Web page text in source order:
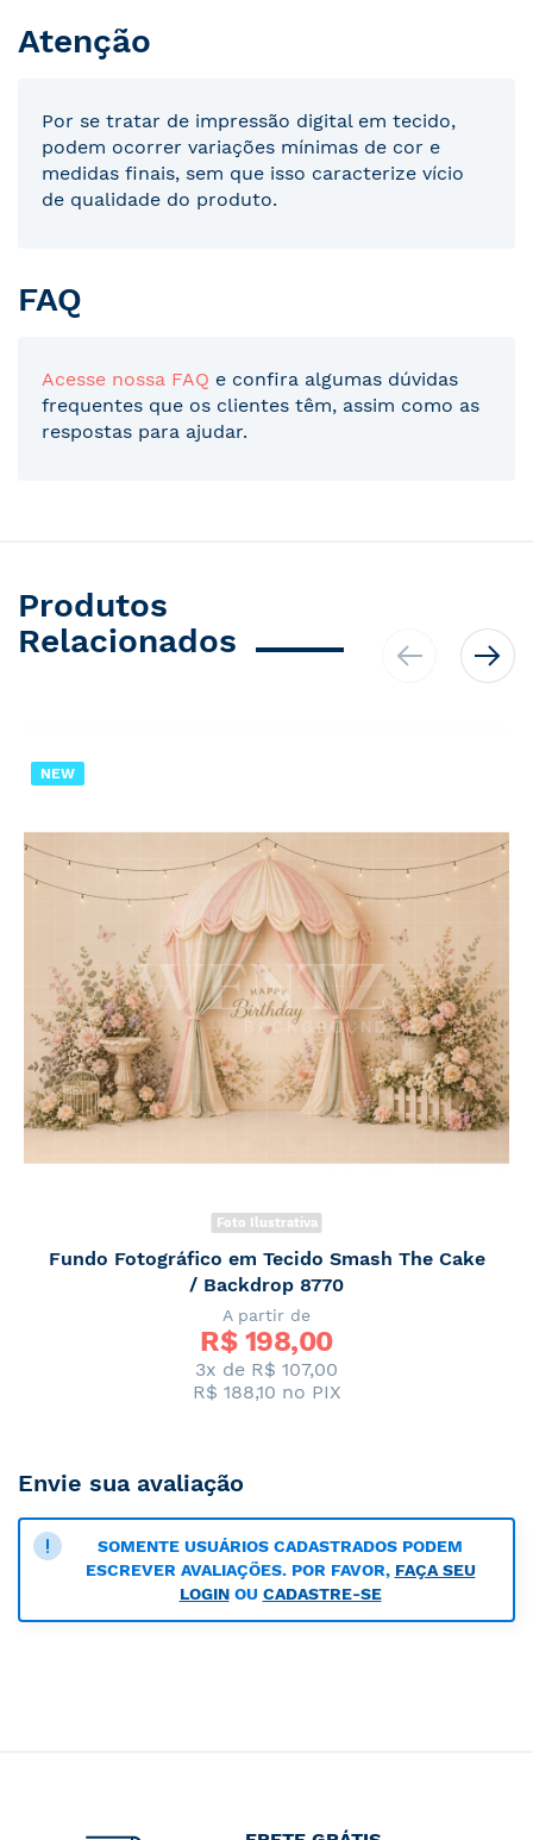
Atenção
Por se tratar de impressão digital em tecido,
podem ocorrer variações mínimas de cor e
medidas finais, sem que isso caracterize vício
de qualidade do produto.
FAQ
Acesse nossa FAQ e confira algumas dúvidas
frequentes que os clientes têm, assim como as
respostas para ajudar.
Produtos
Relacionados
NEW
Foto Ilustrativa
Fundo Fotográfico em Tecido Smash The Cake
/ Backdrop 8770
A partir de
R$ 198,00
3x de R$ 107,00
R$ 188,10 no PIX
Envie sua avaliação
SOMENTE USUÁRIOS CADASTRADOS PODEM
ESCREVER AVALIAÇÕES. POR FAVOR, FAÇA SEU
LOGINOU CADASTRE-SE